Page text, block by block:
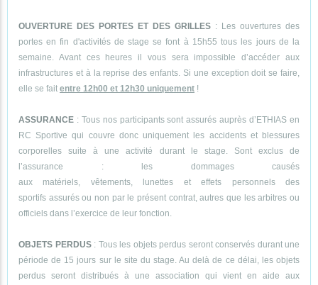
OUVERTURE DES PORTES ET DES GRILLES : Les ouvertures des
portes en fin d'activités de stage se font à 15h55 tous les jours de la
semaine. Avant ces heures il vous sera impossible d’accéder aux
infrastructures et à la reprise des enfants. Si une exception doit se faire,
elle se fait entre 12h00 et 12h30 uniquement !
ASSURANCE : Tous nos participants sont assurés auprès d’ETHIAS en
RC Sportive qui couvre donc uniquement les accidents et blessures
corporelles suite à une activité durant le stage. Sont exclus de
l’assurance : les dommages causés
aux matériels, vêtements, lunettes et effets personnels des
sportifs assurés ou non par le présent contrat, autres que les arbitres ou
officiels dans l’exercice de leur fonction.
OBJETS PERDUS: Tous les objets perdus seront conservés durant une
période de 15 jours sur le site du stage. Au delà de ce délai, les objets
perdus seront distribués à une association qui vient en aide aux